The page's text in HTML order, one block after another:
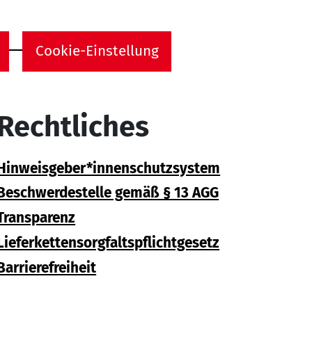
Cookie-Einstellung
gemäß § 13 AGG